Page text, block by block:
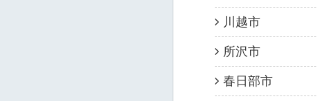
川越市
所沢市
春日部市